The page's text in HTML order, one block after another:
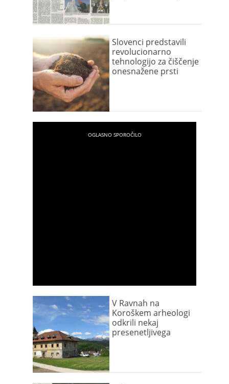
Slovenci predstavili
revolucionarno
tehnologijo za čiščenje
onesnažene prsti
V Ravnah na
Koroškem arheologi
odkrili nekaj
presenetljivega